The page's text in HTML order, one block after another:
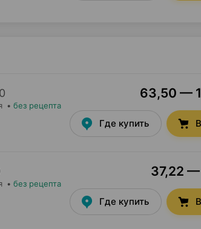
• без рецепта
63,50 —
Где купить
• без рецепта
37,22
Где купить